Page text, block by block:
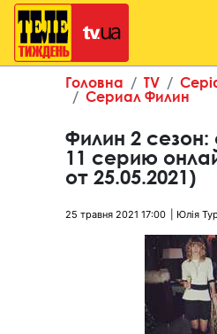
Головна TV
Сериал Филин
Филин 2
11 серию
от 25.05.2021)
25 травня 2021 17:00 Юлія